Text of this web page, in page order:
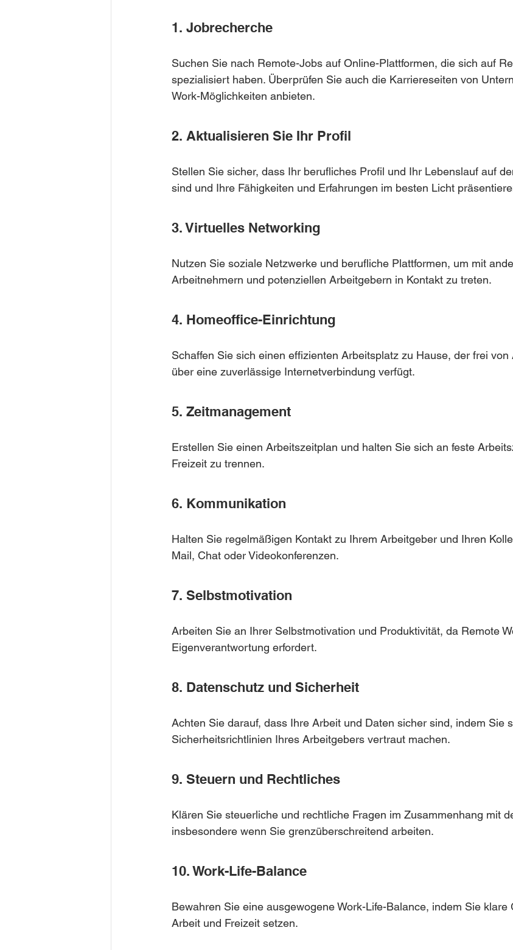
1. Jobrecherche
Suchen Sie nach Remote-Jobs auf Online-Plattformen, die sich auf
spezialisiert haben. Überprüfen Sie auch die Karriereseiten von
Work-Möglichkeiten anbieten.
2. Aktualisieren Sie Ihr Profil
Stellen Sie sicher, dass Ihr berufliches Profil und Ihr Lebenslauf auf
sind und Ihre Fähigkeiten und Erfahrungen im besten Licht
3. Virtuelles Networking
Nutzen Sie soziale Netzwerke und berufliche Plattformen, um mit
Arbeitnehmern und potenziellen Arbeitgebern in Kontakt zu treten.
4. Homeoffice-Einrichtung
Schaffen Sie sich einen effizienten Arbeitsplatz zu Hause, der frei
über eine zuverlässige Internetverbindung verfügt.
5. Zeitmanagement
Erstellen Sie einen Arbeitszeitplan und halten Sie sich an feste
Freizeit zu trennen.
6. Kommunikation
Halten Sie regelmäßigen Kontakt zu Ihrem Arbeitgeber und Ihren
Mail, Chat oder Videokonferenzen.
7. Selbstmotivation
Arbeiten Sie an Ihrer Selbstmotivation und Produktivität, da Remote
Eigenverantwortung erfordert.
8. Datenschutz und Sicherheit
Achten Sie darauf, dass Ihre Arbeit und Daten sicher sind, indem Sie
Sicherheitsrichtlinien Ihres Arbeitgebers vertraut machen.
9. Steuern und Rechtliches
Klären Sie steuerliche und rechtliche Fragen im Zusammenhang mit
insbesondere wenn Sie grenzüberschreitend arbeiten.
10. Work-Life-Balance
Bewahren Sie eine ausgewogene Work-Life-Balance, indem Sie klare
Arbeit und Freizeit setzen.